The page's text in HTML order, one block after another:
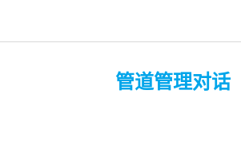
管道管理对话